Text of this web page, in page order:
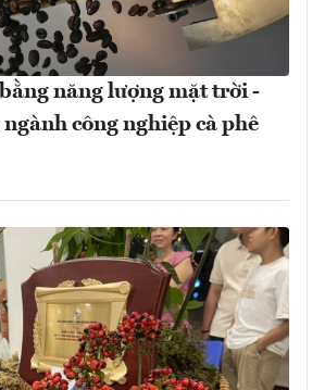
năng lượng mặt trời -
công nghiệp cà phê